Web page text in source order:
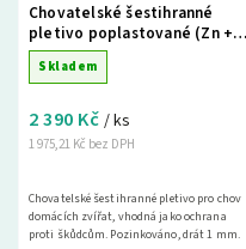
Chovatelské šestihranné
pletivo poplastované (Zn +
PVC) 13mm - výška 100cm -
25m
Skladem
1 975,21 Kč bez DPH
2 390 Kč / ks
Chovatelské šestihranné pletivo pro chov
domácích zvířat, vhodná jako ochrana
proti škůdcům. Pozinkováno, drát 1 mm.